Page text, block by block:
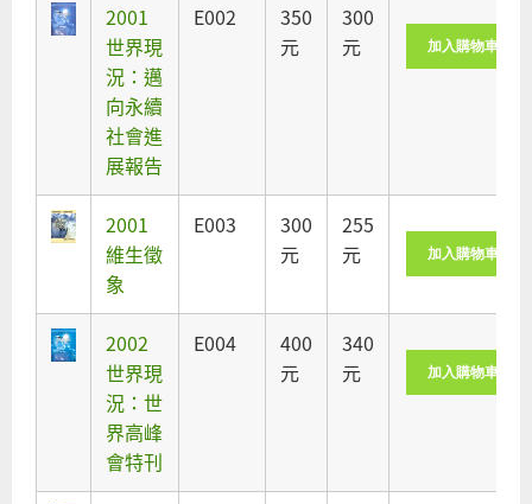
2001
世界現
況：邁
向永續
社會進
展報告
E002
350
元
300
元
2001
維生徵
象
E003
300
元
255
元
2002
世界現
況：世
界高峰
會特刊
E004
400
元
340
元